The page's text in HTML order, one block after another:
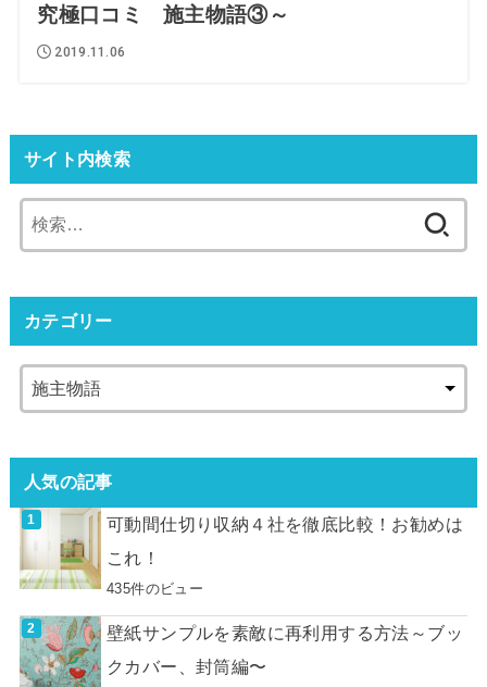
究極口コミ 施主物語③～
2019.11.06
サイト内検索
カテゴリー
人気の記事
可動間仕切り収納４社を徹底比較！お勧めは
これ！
435件のビュー
壁紙サンプルを素敵に再利用する方法～ブッ
クカバー、封筒編〜